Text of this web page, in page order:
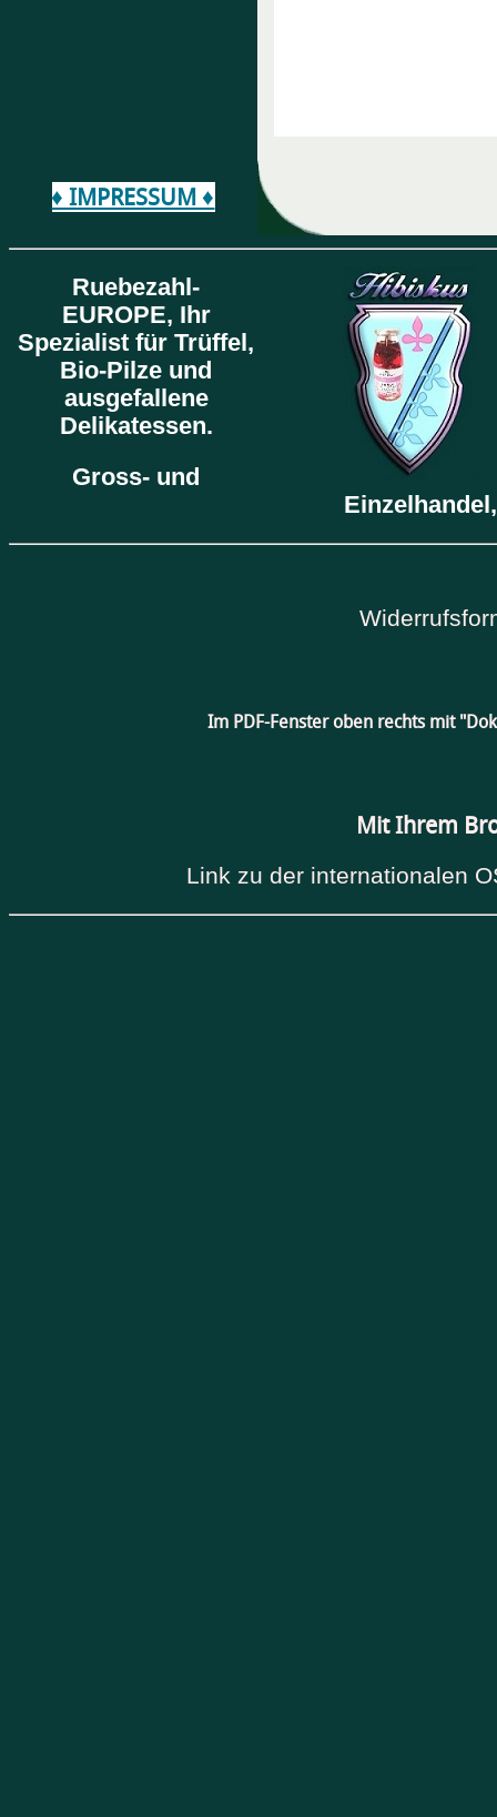
♦ IMPRESSUM ♦
Ruebezahl-
EUROPE, Ihr
Spezialist für Trüffel,
Bio-Pilze und
ausgefallene
Delikatessen.
Gross- und
Im PDF-Fenster oben rechts mit
Mit Ihrem
Link zu der internationalen